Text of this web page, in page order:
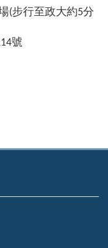
(步行至政大約5分
號